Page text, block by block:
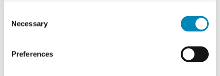
Selection
Necessary
Preferences
Din-pris: 269,00 Din-pris: 269,00 DKK